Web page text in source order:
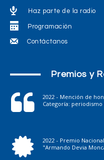
Haz parte de la radio
Programación
Contáctanos
Premios y
2022 - Mención de
Categoría:
2022 - Premio
"Armando Devia